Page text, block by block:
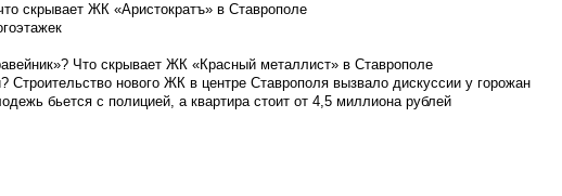
скрывает ЖК «Аристократъ» в Ставрополе
Что скрывает ЖК «Красный металлист» в Ставрополе
Строительство нового ЖК в центре Ставрополя вызвало дискуссии у горожан
бьется с полицией, а квартира стоит от 4,5 миллиона рублей